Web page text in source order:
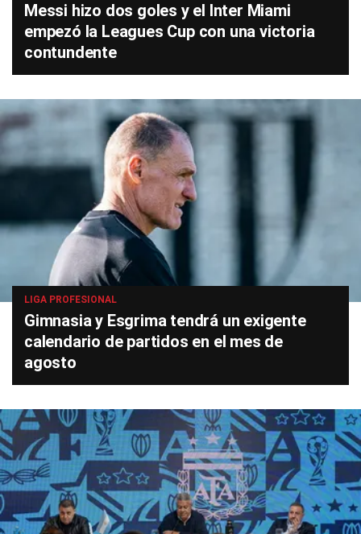
Messi hizo dos goles y el Inter Miami
empezó la Leagues Cup con una victoria
contundente
LIGA PROFESIONAL
Gimnasia y Esgrima tendrá un exigente
calendario de partidos en el mes de
agosto